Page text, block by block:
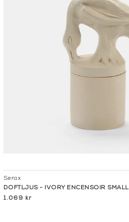
Serax
DOFTLJUS - IVORY ENCENSOIR SMALL
1.069 kr